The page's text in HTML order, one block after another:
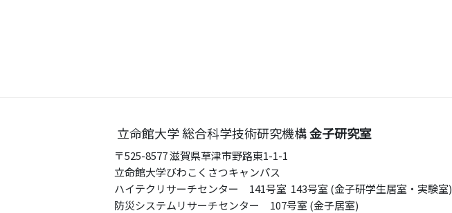
立命館大学 総合科学技術研究機構金子研究室
〒525-8577 滋賀県草津市野路東1-1-1
立命館大学びわこくさつキャンパス
ハイテクリサーチセンター 141号室 143号室 (金子研学生居室・実験室)
防災システムリサーチセンター 107号室 (金子居室)